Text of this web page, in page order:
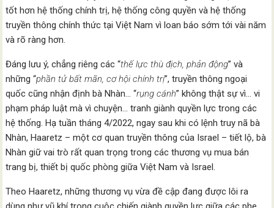
tốt hơn hệ thống chính trị, hệ thống công quyền và hệ thống
truyền thông chính thức tại Việt Nam vì loan báo sớm tới vài năm
và rõ ràng hơn.
Đáng lưu ý, chẳng riêng các “thế lực thù địch, phản động” và
những “phần tử bất mãn, cơ hội chính trị”, truyền thông ngoại
quốc cũng nhận định bà Nhàn… “rụng cánh” không thật sự vì… vi
phạm pháp luật mà vì chuyện… tranh giành quyền lực trong các
hệ thống. Hạ tuần tháng 4/2022, ngay sau khi có lệnh truy nã bà
Nhàn, Haaretz – một cơ quan truyền thông của Israel – tiết lộ, bà
Nhàn giữ vai trò rất quan trọng trong các thương vụ mua bán
trang bị, thiết bị quốc phòng giữa Việt Nam và Israel.
Theo Haaretz, những thương vụ vừa đề cập đang được lôi ra